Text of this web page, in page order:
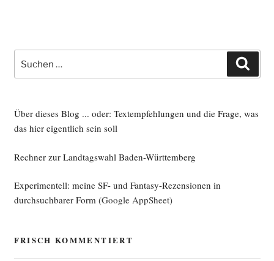
nach:
Über dieses Blog ... oder: Textempfehlungen und die Frage, was
das hier eigentlich sein soll
Rechner zur Landtagswahl Baden-Württemberg
Experimentell: meine SF- und Fantasy-Rezensionen in
durchsuchbarer Form(Google AppSheet)
FRISCH KOMMENTIERT